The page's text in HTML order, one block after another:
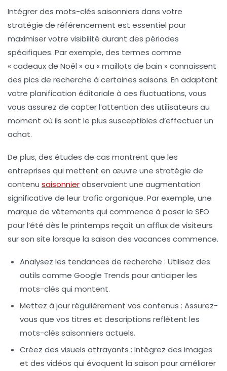
Intégrer des mots-clés saisonniers dans votre
stratégie de référencement est essentiel pour
maximiser votre visibilité durant des périodes
spécifiques. Par exemple, des termes comme
« cadeaux de Noël » ou « maillots de bain » connaissent
des pics de recherche à certaines saisons. En adaptant
votre planification éditoriale à ces fluctuations, vous
vous assurez de capter l’attention des utilisateurs au
moment où ils sont le plus susceptibles d’effectuer un
achat.
De plus, des études de cas montrent que les
entreprises qui mettent en œuvre une stratégie de
contenu saisonnierobservaient une augmentation
significative de leur trafic organique. Par exemple, une
marque de vêtements qui commence à poser le SEO
pour l’été dès le printemps reçoit un afflux de visiteurs
sur son site lorsque la saison des vacances commence.
Analysez les tendances de recherche : Utilisez des
outils comme Google Trends pour anticiper les
mots-clés qui montent.
Mettez à jour régulièrement vos contenus : Assurez-
vous que vos titres et descriptions reflètent les
mots-clés saisonniers actuels.
Créez des visuels attrayants : Intégrez des images
et des vidéos qui évoquent la saison pour améliorer